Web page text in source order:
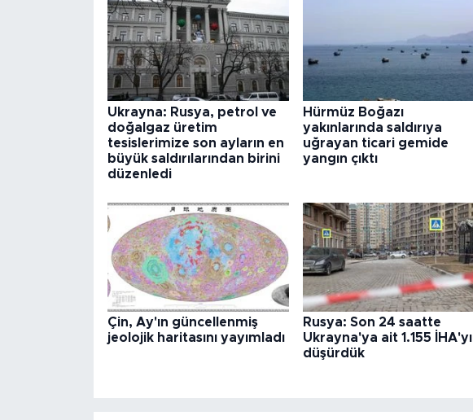
Ukrayna: Rusya, petrol ve
doğalgaz üretim
tesislerimize son ayların en
büyük saldırılarından birini
düzenledi
Hürmüz Boğazı
yakınlarında saldırıya
uğrayan ticari gemide
yangın çıktı
Çin, Ay'ın güncellenmiş
jeolojik haritasını yayımladı
Rusya: Son 24 saatte
Ukrayna'ya ait 1.155 İHA'yı
düşürdük